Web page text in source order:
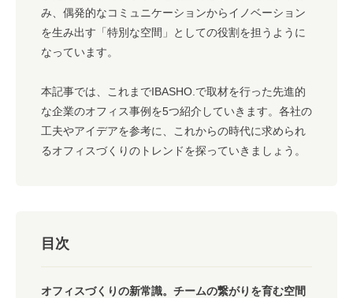
み、偶発的なコミュニケーションからイノベーション
を生み出す「特別な空間」としての役割を担うように
なっています。
本記事では、これまでIBASHO.で取材を行った先進的
な企業のオフィス事例を5つ紹介していきます。各社の
工夫やアイデアを参考に、これからの時代に求められ
るオフィスづくりのトレンドを探っていきましょう。
目次
オフィスづくりの新常識。チームの繋がりを育む空間